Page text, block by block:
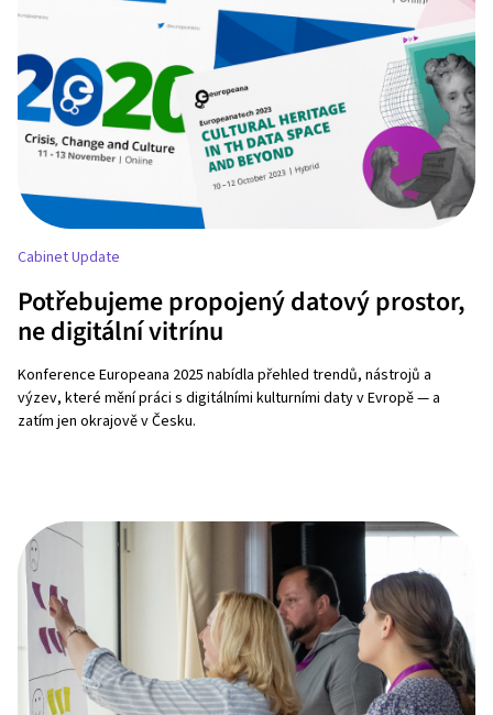
Cabinet Update
Potřebujeme propojený datový prostor,
ne digitální vitrínu
Konference Europeana 2025 nabídla přehled trendů, nástrojů a
výzev, které mění práci s digitálními kulturními daty v Evropě — a
zatím jen okrajově v Česku.